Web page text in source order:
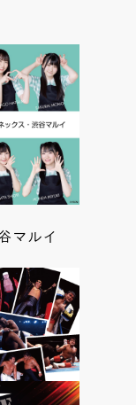
マルイ